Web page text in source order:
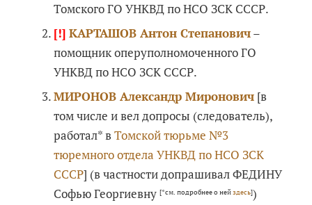
Томского ГО УНКВД по НСО ЗСК СССР.
[!] КАРТАШОВ Антон Степанович–
помощник оперуполномоченного ГО
УНКВД по НСО ЗСК СССР.
МИРОНОВ Александр Миронович[в
том числе и вел допросы (следователь),
работал* вТомской тюрьме №3
тюремного отдела УНКВД по НСО ЗСК
СССР] (в частности допрашивал ФЕДИНУ
Софью Георгиевну [*см. подробнее о нейздесь])